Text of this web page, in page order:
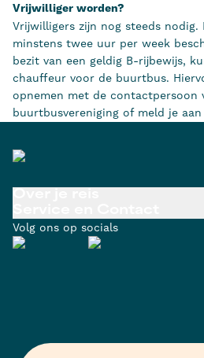
Vrijwilliger worden?
Vrijwilligers zijn nog steeds nodig.
minstens twee uur per week
bezit van een geldig B-rijbewijs,
chauffeur voor de buurtbus.
opnemen met de contactpersoon
buurtbusvereniging of meld je aan
Volg ons op socials